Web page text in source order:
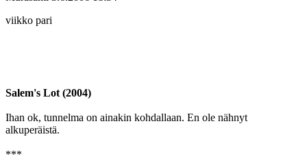
viikko pari
Salem's Lot (2004)
Ihan ok, tunnelma on ainakin kohdallaan. En ole nähnyt
alkuperäistä.
***